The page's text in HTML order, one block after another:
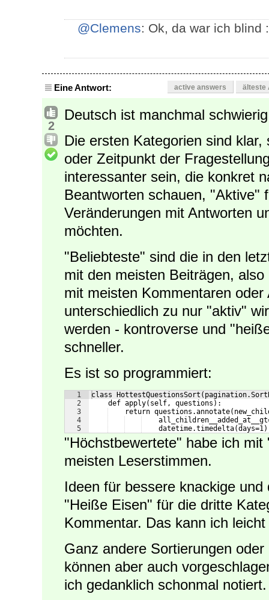
@Clemens: Ok, da war ich blind
Eine Antwort: active answers älteste
2
Deutsch ist manchmal
Die ersten Kategorien sind
oder Zeitpunkt der
interessanter sein, die konkret
Beantworten schauen, "Aktive"
Veränderungen mit Antworten
möchten.
"Beliebteste" sind die in den
mit den meisten Beiträgen,
mit meisten Kommentaren
unterschiedlich zu nur "aktiv"
werden - kontroverse und
schneller.
Es ist so programmiert:
1
2
3
4
5
class
    def apply(self, questions):
return
"Höchstbewertete" habe ich
meisten Leserstimmen.
Ideen für bessere knackige
"Heiße Eisen" für die dritte
Kommentar. Das kann ich
Ganz andere Sortierungen
können aber auch
ich gedanklich schonmal notiert.